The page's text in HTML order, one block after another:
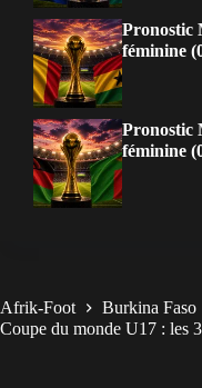
Pronostic
féminine
Pronostic
féminine
Afrik-Foot
Burkina Faso
Coupe du monde U17 : les